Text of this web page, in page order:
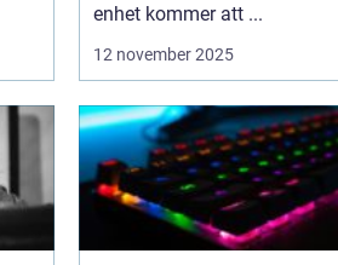
enhet kommer att ...
12 november 2025